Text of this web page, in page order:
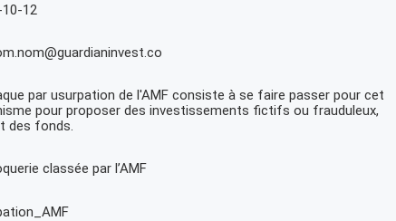
12
par usurpation de l'AMF consiste à se faire passer pour cet
pour proposer des investissements fictifs ou frauduleux,
des fonds.
classée par l’AMF